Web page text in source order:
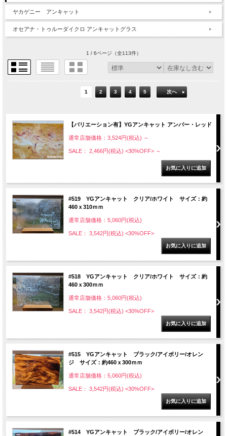
ヤカゲニー アンキャット
オセアナ・トゥルーダイクロ アンキャットグラス
1 / 6ページ（全113件）
1 2 3 4 5 次へ
【バリエーション有】YGアンキャット アンバー・レッド
通常店舗価格：3,524円(税込) ～
SALE： 2,466円(税込) <30%OFF> ～
#519 YGアンキャット クリア/ホワイト サイズ：約
460ｘ310ｍｍ
通常店舗価格：5,060円(税込)
SALE： 3,542円(税込) <30%OFF>
#518 YGアンキャット クリア/ホワイト サイズ：約
460ｘ300ｍｍ
通常店舗価格：5,060円(税込)
SALE： 3,542円(税込) <30%OFF>
#515 YGアンキャット ブラック/アイボリー/オレン
ジ サイズ：約460ｘ300ｍｍ
通常店舗価格：5,060円(税込)
SALE： 3,542円(税込) <30%OFF>
#514 YGアンキャット ブラック/アイボリー/オレン